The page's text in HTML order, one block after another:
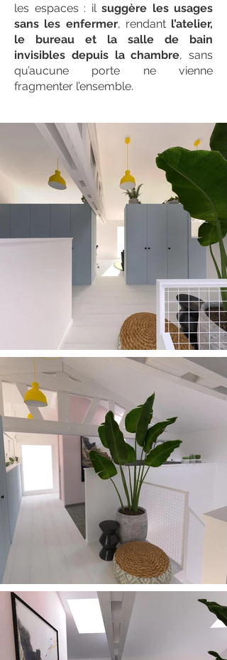
les espaces : il suggère les usages
sans les enfermer, rendant l’atelier,
le bureau et la salle de bain
invisibles depuis la chambre, sans
qu’aucune porte ne vienne
fragmenter l’ensemble.